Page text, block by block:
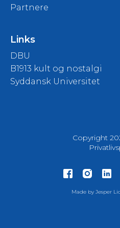
Partnere
Links
DBU
B1913 kult og nostalgi
Syddansk Universitet
Copyright
Made by Jesper